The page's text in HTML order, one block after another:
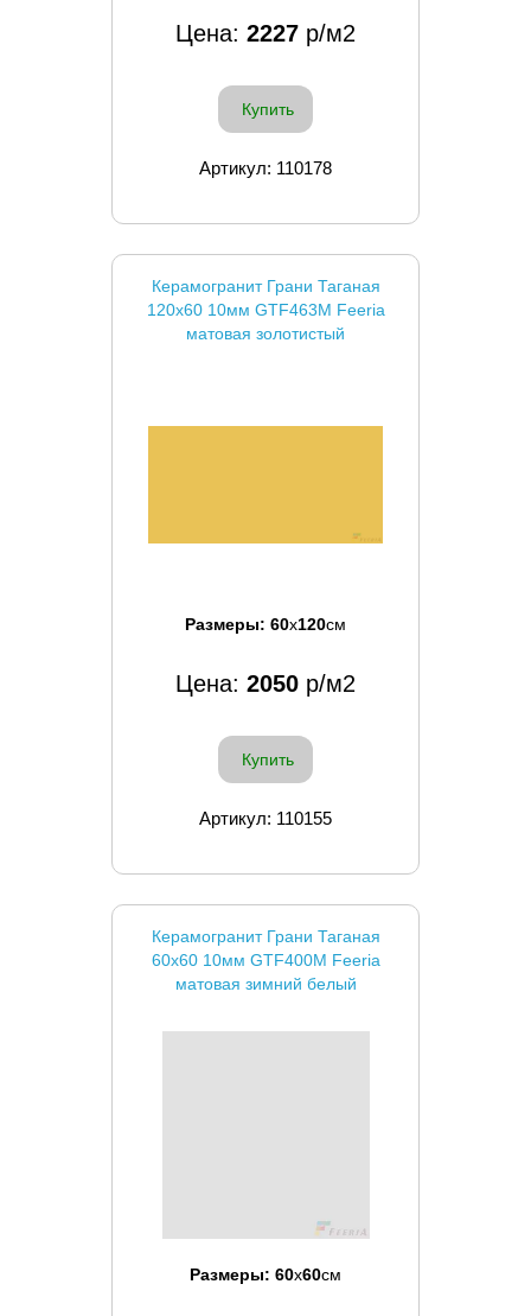
Цена: 2227 р/м2
Купить
Артикул: 110178
Керамогранит Грани Таганая
120x60 10мм GTF463M Feeria
матовая золотистый
Размеры: 60x120см
Цена: 2050 р/м2
Купить
Артикул: 110155
Керамогранит Грани Таганая
60x60 10мм GTF400М Feeria
матовая зимний белый
Размеры: 60x60см